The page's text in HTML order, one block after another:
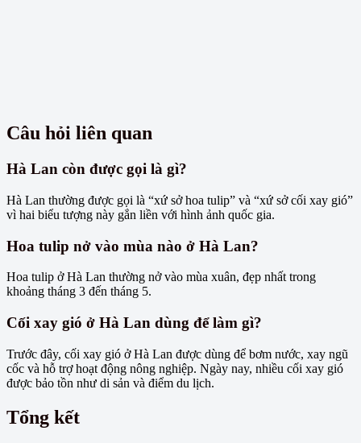
Câu hỏi liên quan
Hà Lan còn được gọi là gì?
Hà Lan thường được gọi là “xứ sở hoa tulip” và “xứ sở cối xay gió”
vì hai biểu tượng này gắn liền với hình ảnh quốc gia.
Hoa tulip nở vào mùa nào ở Hà Lan?
Hoa tulip ở Hà Lan thường nở vào mùa xuân, đẹp nhất trong
khoảng tháng 3 đến tháng 5.
Cối xay gió ở Hà Lan dùng để làm gì?
Trước đây, cối xay gió ở Hà Lan được dùng để bơm nước, xay ngũ
cốc và hỗ trợ hoạt động nông nghiệp. Ngày nay, nhiều cối xay gió
được bảo tồn như di sản và điểm du lịch.
Tổng kết